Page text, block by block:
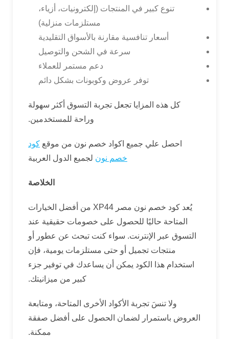
تنوع كبير في المنتجات (إلكترونيات، أزياء،
مستلزمات منزلية)
أسعار تنافسية مقارنة بالأسواق التقليدية
سرعة في الشحن والتوصيل
دعم مستمر للعملاء
توفر عروض وكوبونات بشكل دائم
كل هذه المزايا تجعل تجربة التسوق أكثر سهولة
وراحة للمستخدمين.
احصل علي جميع اكواد خصم نون من موقع كود
خصم نون لجميع الدول العربية
الخلاصة
يُعد كود خصم نون مصر XP44 من أفضل الخيارات
المتاحة حاليًا للحصول على خصومات حقيقية عند
التسوق عبر الإنترنت. سواء كنت تبحث عن عطور أو
منتجات تجميل أو حتى مستلزمات يومية، فإن
استخدام هذا الكود يمكن أن يساعدك في توفير جزء
كبير من ميزانيتك.
ولا تنسَ تجربة الأكواد الأخرى المتاحة، ومتابعة
العروض باستمرار لضمان الحصول على أفضل صفقة
ممكنة.